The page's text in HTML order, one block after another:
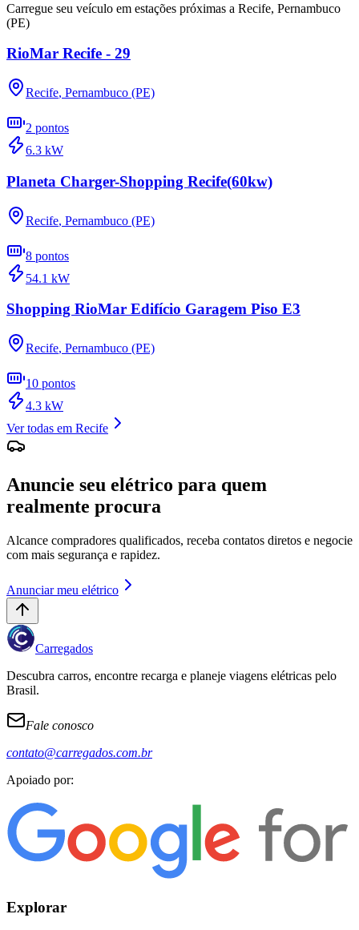
Carregue seu veículo em estações próximas a Recife, Pernambuco
(PE)
RioMar Recife - 29
Recife, Pernambuco (PE)
2 pontos
6.3 kW
Planeta Charger-Shopping Recife(60kw)
Recife, Pernambuco (PE)
8 pontos
54.1 kW
Shopping RioMar Edifício Garagem Piso E3
Recife, Pernambuco (PE)
10 pontos
4.3 kW
Ver todas em Recife
Anuncie seu elétrico para quem
realmente procura
Alcance compradores qualificados, receba contatos diretos e negocie
com mais segurança e rapidez.
Anunciar meu elétrico
Carregados
Descubra carros, encontre recarga e planeje viagens elétricas pelo
Brasil.
Fale conosco
contato@carregados.com.br
Apoiado por:
Explorar